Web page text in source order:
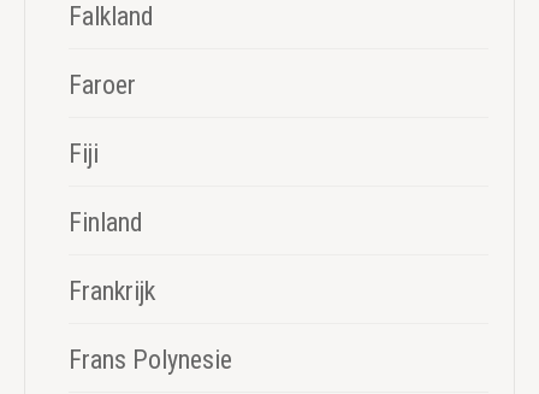
Falkland
Faroer
Fiji
Finland
Frankrijk
Frans Polynesie